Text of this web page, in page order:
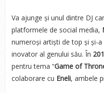
Va ajunge și unul dintre DJ
platformele de social media,
numeroși artiști de top și și-
inovator al genului său. În
pentru tema “Game of
colaborare cu Eneli, ambele